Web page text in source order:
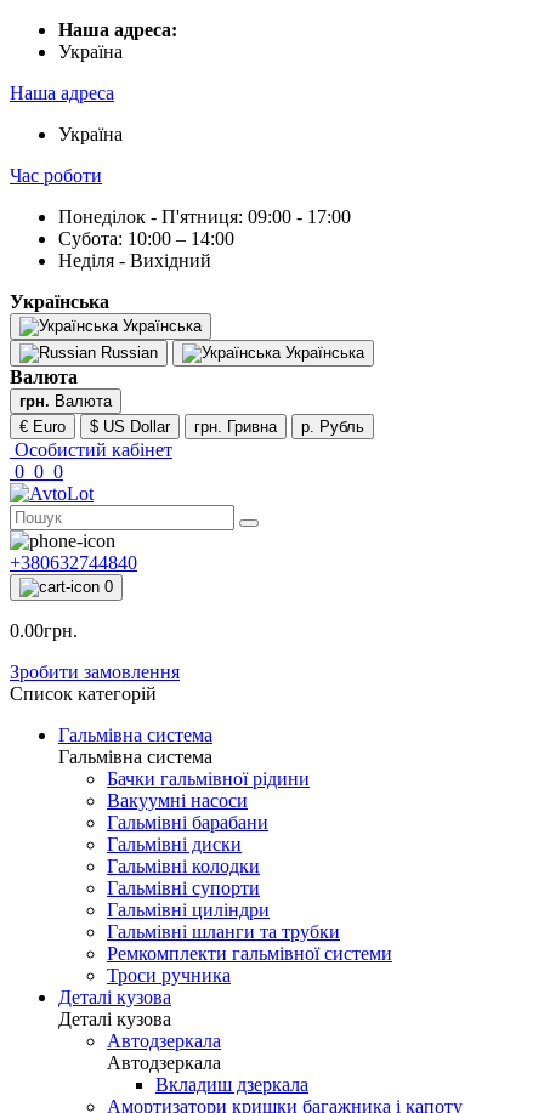
Наша адреса:
Українa
Наша адреса
Українa
Час роботи
Понеділок - П'ятниця: 09:00 - 17:00
Субота: 10:00 – 14:00
Неділя - Вихідний
Українська
Українська
Russian
Українська
Валюта
грн. Валюта
€ Euro
$ US Dollar грн. Гривна р. Рубль
Особистий кабінет
0 0 0
+380632744840
0
0.00грн.
Зробити замовлення
Список категорій
Гальмівна система
Гальмівна система
Бачки гальмівної рідини
Вакуумні насоси
Гальмівні барабани
Гальмівні диски
Гальмівні колодки
Гальмівні супорти
Гальмівні циліндри
Гальмівні шланги та трубки
Ремкомплекти гальмівної системи
Троси ручника
Деталі кузова
Деталі кузова
Автодзеркала
Автодзеркала
Вкладиш дзеркала
Амортизатори кришки багажника і капоту